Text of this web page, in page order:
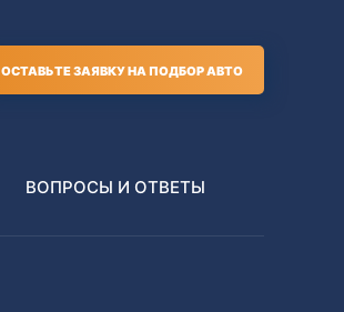
ОСТАВЬТЕ ЗАЯВКУ НА ПОДБОР АВТО
ВОПРОСЫ И ОТВЕТЫ